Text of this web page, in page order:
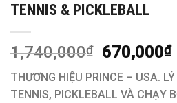
TENNIS & PICKLEBALL
1,740,000₫ 670,000₫
THƯƠNG HIỆU PRINCE – USA.
TENNIS, PICKLEBALL VÀ CHẠY